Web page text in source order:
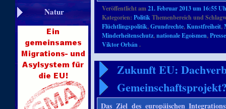
Natur
Veröffentlicht am21. Februar 2013 um 16:55
Kategorien:PolitikThemenbereich und
Flüchtlingspolitik,Grundrechte,Kunstfreiheit,
Minderheitenschutz,nationale Egoismen,
Viktor Orbán.
Zukunft EU:
Das Ziel des europäischen